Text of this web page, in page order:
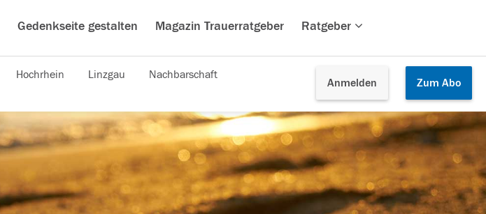
Gedenkseite gestalten Magazin Trauerratgeber Ratgeber
Anmelden Zum Abo
Hochrhein Linzgau Nachbarschaft